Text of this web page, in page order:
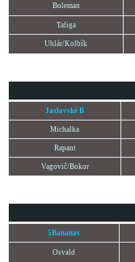
Boleman
Taliga
Uhlár/Kolbík
Jaslovské B
Michalka
Rapant
Vagovič/Bokor
5Bananas
Osvald